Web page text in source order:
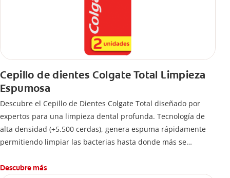
Cepillo de dientes Colgate Total Limpieza
Espumosa
Descubre el Cepillo de Dientes Colgate Total diseñado por
expertos para una limpieza dental profunda. Tecnología de
alta densidad (+5.500 cerdas), genera espuma rápidamente
permitiendo limpiar las bacterias hasta donde más se
Descubre más